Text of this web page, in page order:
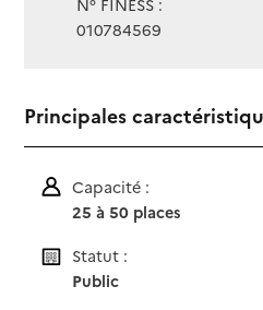
N° FINESS :
010784569
Principales
Capacité :
25 à 50 places
Statut :
Public